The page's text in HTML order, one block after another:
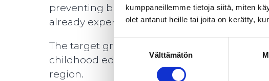
kumppaneillemme tietoja siitä, miten
olet antanut heille tai joita on kerätty,
Välttämätön
preventing burnout at work and increasing
already experiencing symptoms of burnout.
The target group of the project includes
childhood education, cleaning, and food
region.